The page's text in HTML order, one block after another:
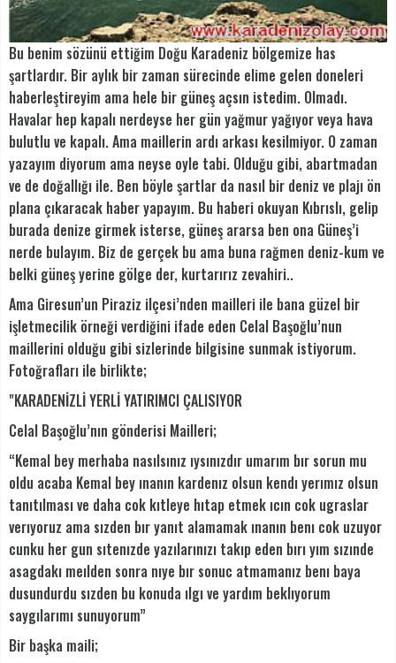
Bu benim sözünü ettiğim Doğu Karadeniz bölgemize has
şartlardır. Bir aylık bir zaman sürecinde elime gelen doneleri
haberleştireyim ama hele bir güneş açsın istedim. Olmadı.
Havalar hep kapalı nerdeyse her gün yağmur yağıyor veya hava
bulutlu ve kapalı. Ama maillerin ardı arkası kesilmiyor. O zaman
yazayım diyorum ama neyse oyle tabi. Olduğu gibi, abartmadan
ve de doğallığı ile. Ben böyle şartlar da nasıl bir deniz ve plajı ön
plana çıkaracak haber yapayım. Bu haberi okuyan Kıbrıslı, gelip
burada denize girmek isterse, güneş ararsa ben ona Güneş’i
nerde bulayım. Biz de gerçek bu ama buna rağmen deniz-kum ve
belki güneş yerine gölge der, kurtarırız zevahiri..
Ama Giresun’un Piraziz ilçesi’nden mailleri ile bana güzel bir
işletmecilik örneği verdiğini ifade eden Celal Başoğlu’nun
maillerini olduğu gibi sizlerinde bilgisine sunmak istiyorum.
Fotoğrafları ile birlikte;
"KARADENİZLİ YERLİ YATIRIMCI ÇALISIYOR
Celal Başoğlu’nın gönderisi Mailleri;
“Kemal bey merhaba nasılsınız ıysınızdır umarım bır sorun mu
oldu acaba Kemal bey ınanın kardenız olsun kendı yerımız olsun
tanıtılması ve daha cok kıtleye hıtap etmek ıcın cok ugraslar
verıyoruz ama sızden bır yanıt alamamak ınanın benı cok uzuyor
cunku her gun sıtenızde yazılarınızı takıp eden bırı yım sızınde
asagdakı meılden sonra nıye bır sonuc atmamanız benı baya
dusundurdu sızden bu konuda ılgı ve yardım beklıyorum
saygılarımı sunuyorum”
Bir başka maili;